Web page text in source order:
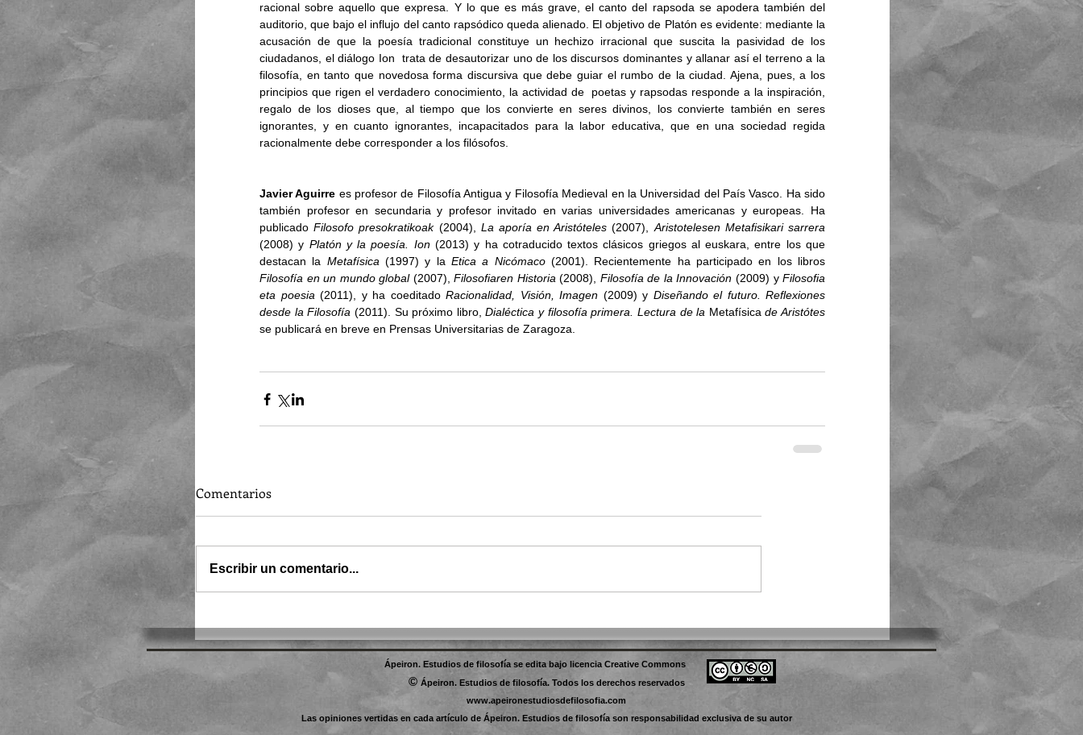
racional sobre aquello que expresa. Y lo que es más grave, el canto del rapsoda se apodera también del
auditorio, que bajo el influjo del canto rapsódico queda alienado. El objetivo de Platón es evidente: mediante la
acusación de que la poesía tradicional constituye un hechizo irracional que suscita la pasividad de los
ciudadanos, el diálogo Ion  trata de desautorizar uno de los discursos dominantes y allanar así el terreno a la
filosofía, en tanto que novedosa forma discursiva que debe guiar el rumbo de la ciudad. Ajena, pues, a los
principios que rigen el verdadero conocimiento, la actividad de  poetas y rapsodas responde a la inspiración,
regalo de los dioses que, al tiempo que los convierte en seres divinos, los convierte también en seres
ignorantes, y en cuanto ignorantes, incapacitados para la labor educativa, que en una sociedad regida
racionalmente debe corresponder a los filósofos.
Javier Aguirre es profesor de Filosofía Antigua y Filosofía Medieval en la Universidad del País Vasco. Ha sido
también profesor en secundaria y profesor invitado en varias universidades americanas y europeas. Ha
publicado Filosofo presokratikoak (2004), La aporía en Aristóteles (2007), Aristotelesen Metafisikari sarrera
(2008) y Platón y la poesía. Ion (2013) y ha cotraducido textos clásicos griegos al euskara, entre los que
destacan la Metafísica (1997) y la Etica a Nicómaco
Filosofía en un mundo global (2007), Filosofiaren Historia (2008), Filosofía de la Innovación (2009) y Filosofia
eta poesia (2011), y ha coeditado Racionalidad, Visión, Imagen (2009) y Diseñando el futuro. Reflexiones
desde la Filosofía (2011). Su próximo libro, Dialéctica y filosofía primera. Lectura de la Metafísica de Aristótes
se publicará en breve en Prensas Universitarias de Zaragoza.
Comentarios
Escribir un comentario...
Ápeiron. Estudios de filosofía se edita bajo licencia Creative Commons
© Ápeiron. Estudios de filosofía. Todos los derechos reservados
www.apeironestudiosdefilosofia.com
Las opiniones vertidas en cada artículo de Ápeiron. Estudios de filosofía son responsabilidad exclusiva de su autor